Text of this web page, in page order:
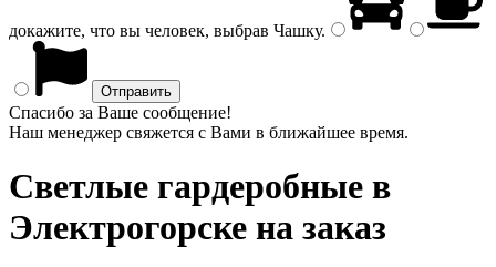
докажите, что вы человек, выбрав Чашку.
Спасибо за Ваше сообщение!
Наш менеджер свяжется с Вами в ближайшее время.
Светлые гардеробные в
Электрогорске на заказ